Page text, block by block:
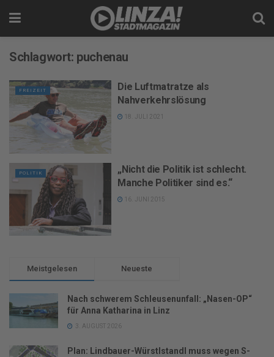
Schlagwort: puchenau
FREIZEIT
Die Luftmatratze als
Nahverkehrslösung
18. JULI 2021
POLITIK
„Nicht die Politik ist schlecht.
Manche Politiker sind es.“
16. JUNI 2015
Meistgelesen Neueste
Nach schwerem Schleusenunfall: „Nasen-OP“
für Anna Katharina in Linz
3. AUGUST 2026
Plan: Lindbauer-Würstlstandl muss wegen S-